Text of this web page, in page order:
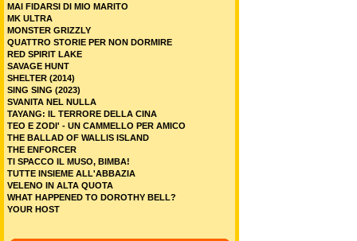
MAI FIDARSI DI MIO MARITO
MK ULTRA
MONSTER GRIZZLY
QUATTRO STORIE PER NON DORMIRE
RED SPIRIT LAKE
SAVAGE HUNT
SHELTER (2014)
SING SING (2023)
SVANITA NEL NULLA
TAYANG: IL TERRORE DELLA CINA
TEO E ZODI' - UN CAMMELLO PER AMICO
THE BALLAD OF WALLIS ISLAND
THE ENFORCER
TI SPACCO IL MUSO, BIMBA!
TUTTE INSIEME ALL'ABBAZIA
VELENO IN ALTA QUOTA
WHAT HAPPENED TO DOROTHY BELL?
YOUR HOST